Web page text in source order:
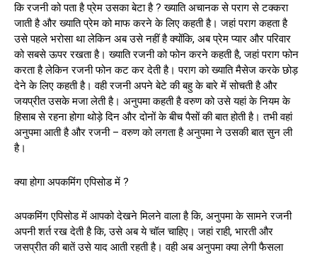
कि रजनी को पता है प्रेम उसका बेटा है ? ख्याति अचानक से पराग से टक्करा
जाती है और ख्याति प्रेम को माफ करने के लिए कहती है। जहां पराग कहता है
उसे पहले भरोसा था लेकिन अब उसे नहीं है क्योंकि, अब प्रेम प्यार और परिवार
को सबसे ऊपर रखता है। ख्याति रजनी को फोन करने कहती है, जहां पराग फोन
करता है लेकिन रजनी फोन कट कर देती है। पराग को ख्याति मैसेज करके छोड़
देने के लिए कहती है। वही रजनी अपने बेटे की बहु के बारे में सोचती है और
जयप्रीत उसके मजा लेती है। अनुपमा कहती है वरुण को उसे यहां के नियम के
हिसाब से रहना होगा थोड़े दिन और दोनों के बीच पैसों की बात होती है। तभी वहां
अनुपमा आती है और रजनी – वरुण को लगता है अनुपमा ने उसकी बात सुन ली
है।
क्या होगा अपकमिंग एपिसोड में ?
अपकमिंग एपिसोड में आपको देखने मिलने वाला है कि, अनुपमा के सामने रजनी
अपनी शर्त रख देती है कि, उसे अब ये चॉल चाहिए। जहां राही, भारती और
जसप्रीत की बातें उसे याद आती रहती है। वही अब अनुपमा क्या लेगी फैसला